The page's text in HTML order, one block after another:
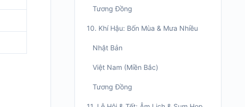
Tương Đồng
10. Khí Hậu: Bốn Mùa & Mưa Nhiều
Nhật Bản
Việt Nam (Miền Bắc)
Tương Đồng